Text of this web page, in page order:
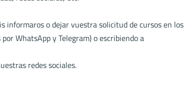
informaros o dejar vuestra solicitud de cursos en los
WhatsApp y Telegram) o escribiendo a
redes sociales.